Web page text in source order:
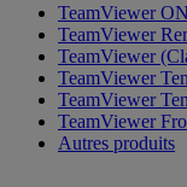
TeamViewer
TeamViewer
TeamViewer
TeamViewer
TeamViewer
TeamViewer
Autres produits